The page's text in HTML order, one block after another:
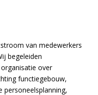
van medewerkers
begeleiden
over
functiegebouw,
personeelsplanning,